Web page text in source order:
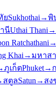
ยSukhothai →พิ
นีUthai Thani →
Ratchathani →
Khai → มหาส
ภูเก็ตPhuket→
สตูลSatun → สง